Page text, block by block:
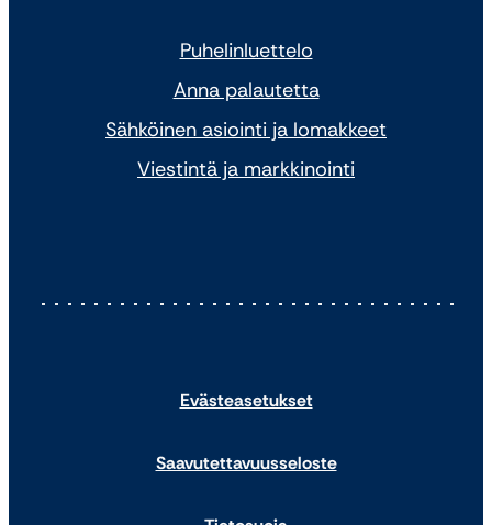
Puhelinluettelo
Anna palautetta
Sähköinen asiointi ja lomakkeet
Viestintä ja markkinointi
Evästeasetukset
Saavutettavuusseloste